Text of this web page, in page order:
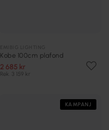
Kobe 100cm plafond
2 685 kr
Rek. 3 159 kr
KAMPANJ